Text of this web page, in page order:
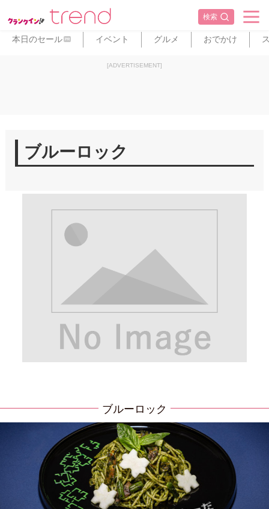
検索
本日のセール PR イベント グルメ おでかけ
[ADVERTISEMENT]
ブルーロック
ブルーロック